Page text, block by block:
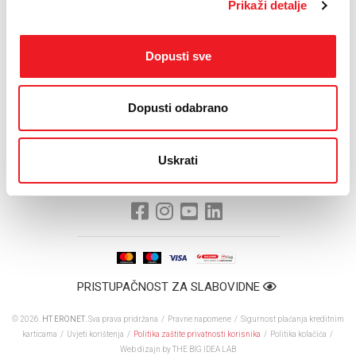
Prikaži detalje
Dopusti sve
Dopusti odabrano
Uskrati
HT ERONET vas vodi na 14. West Herzegowina Fest
slušatelja s po dvije ulaznice.
FOTO: Emilio Perić
PRISTUPAČNOST ZA SLABOVIDNE
© 2026. HT ERONET . Sva prava pridržana / Pravne napomene / Sigurnost plaćanja kreditnim
karticama / Uvjeti korištenja / Politika zaštite privatnosti korisnika / Politika kolačića /
Web dizajn by THE BIG IDEA LAB